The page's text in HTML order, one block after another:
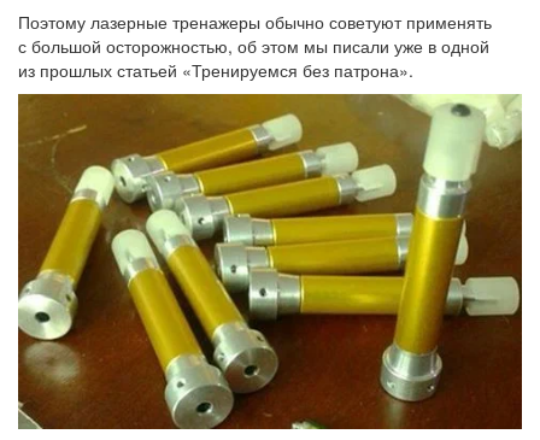
Поэтому лазерные тренажеры обычно советуют применять
с большой осторожностью, об этом мы писали уже в одной
из прошлых статьей «Тренируемся без патрона».